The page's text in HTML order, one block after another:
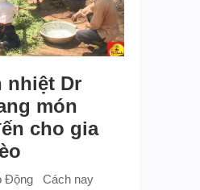
nhiệt Dr
món
cho gia
Động Cách nay